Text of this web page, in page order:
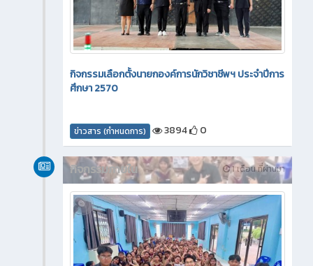
กิจกรรมเลือกตั้งนายกองค์การนักวิชาชีพฯ ประจำปีการ
ศึกษา 2570
ข่าวสาร (กำหนดการ) 3894 0
1 เดือน ที่ผ่านมา
กิจกรรมภายใน